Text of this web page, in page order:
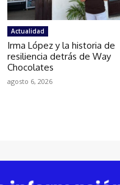
Actualidad
Irma López y la historia de
resiliencia detrás de Way
Chocolates
agosto 6, 2026